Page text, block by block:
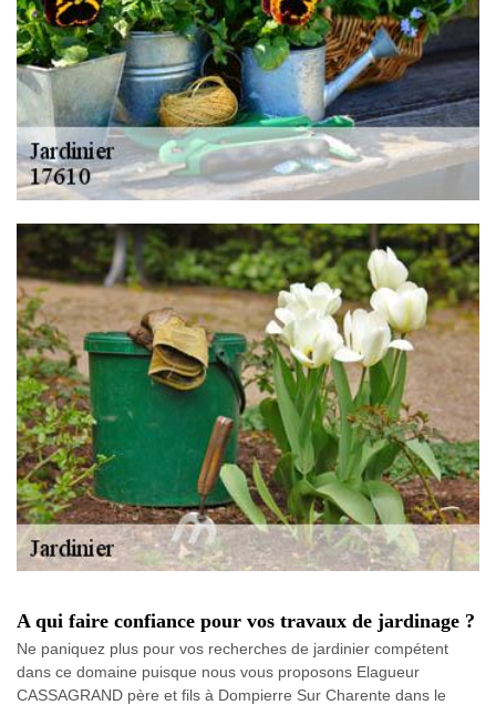
A qui faire confiance pour vos travaux de jardinage ?
Ne paniquez plus pour vos recherches de jardinier compétent
dans ce domaine puisque nous vous proposons Elagueur
CASSAGRAND père et fils à Dompierre Sur Charente dans le